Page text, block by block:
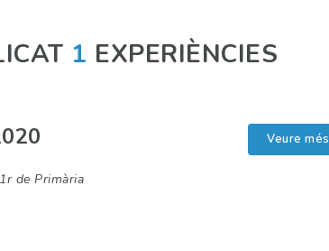
1 EXPERIÈNCIES
1r de Primària
Veure més